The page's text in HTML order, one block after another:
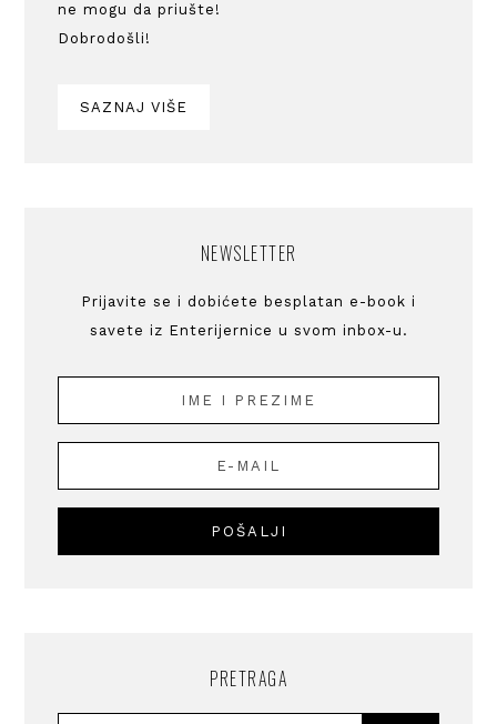
ne mogu da priušte!
Dobrodošli!
SAZNAJ VIŠE
NEWSLETTER
Prijavite se i dobićete besplatan e-book i
savete iz Enterijernice u svom inbox-u.
PRETRAGA